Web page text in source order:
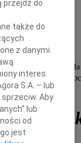
nicości,
człowiekiem,
i ginie
2011 roku odeszła
Babcia i
przejdź do
także do
z danymi
interes
S.A. – lub
Aby
lub
od
jest